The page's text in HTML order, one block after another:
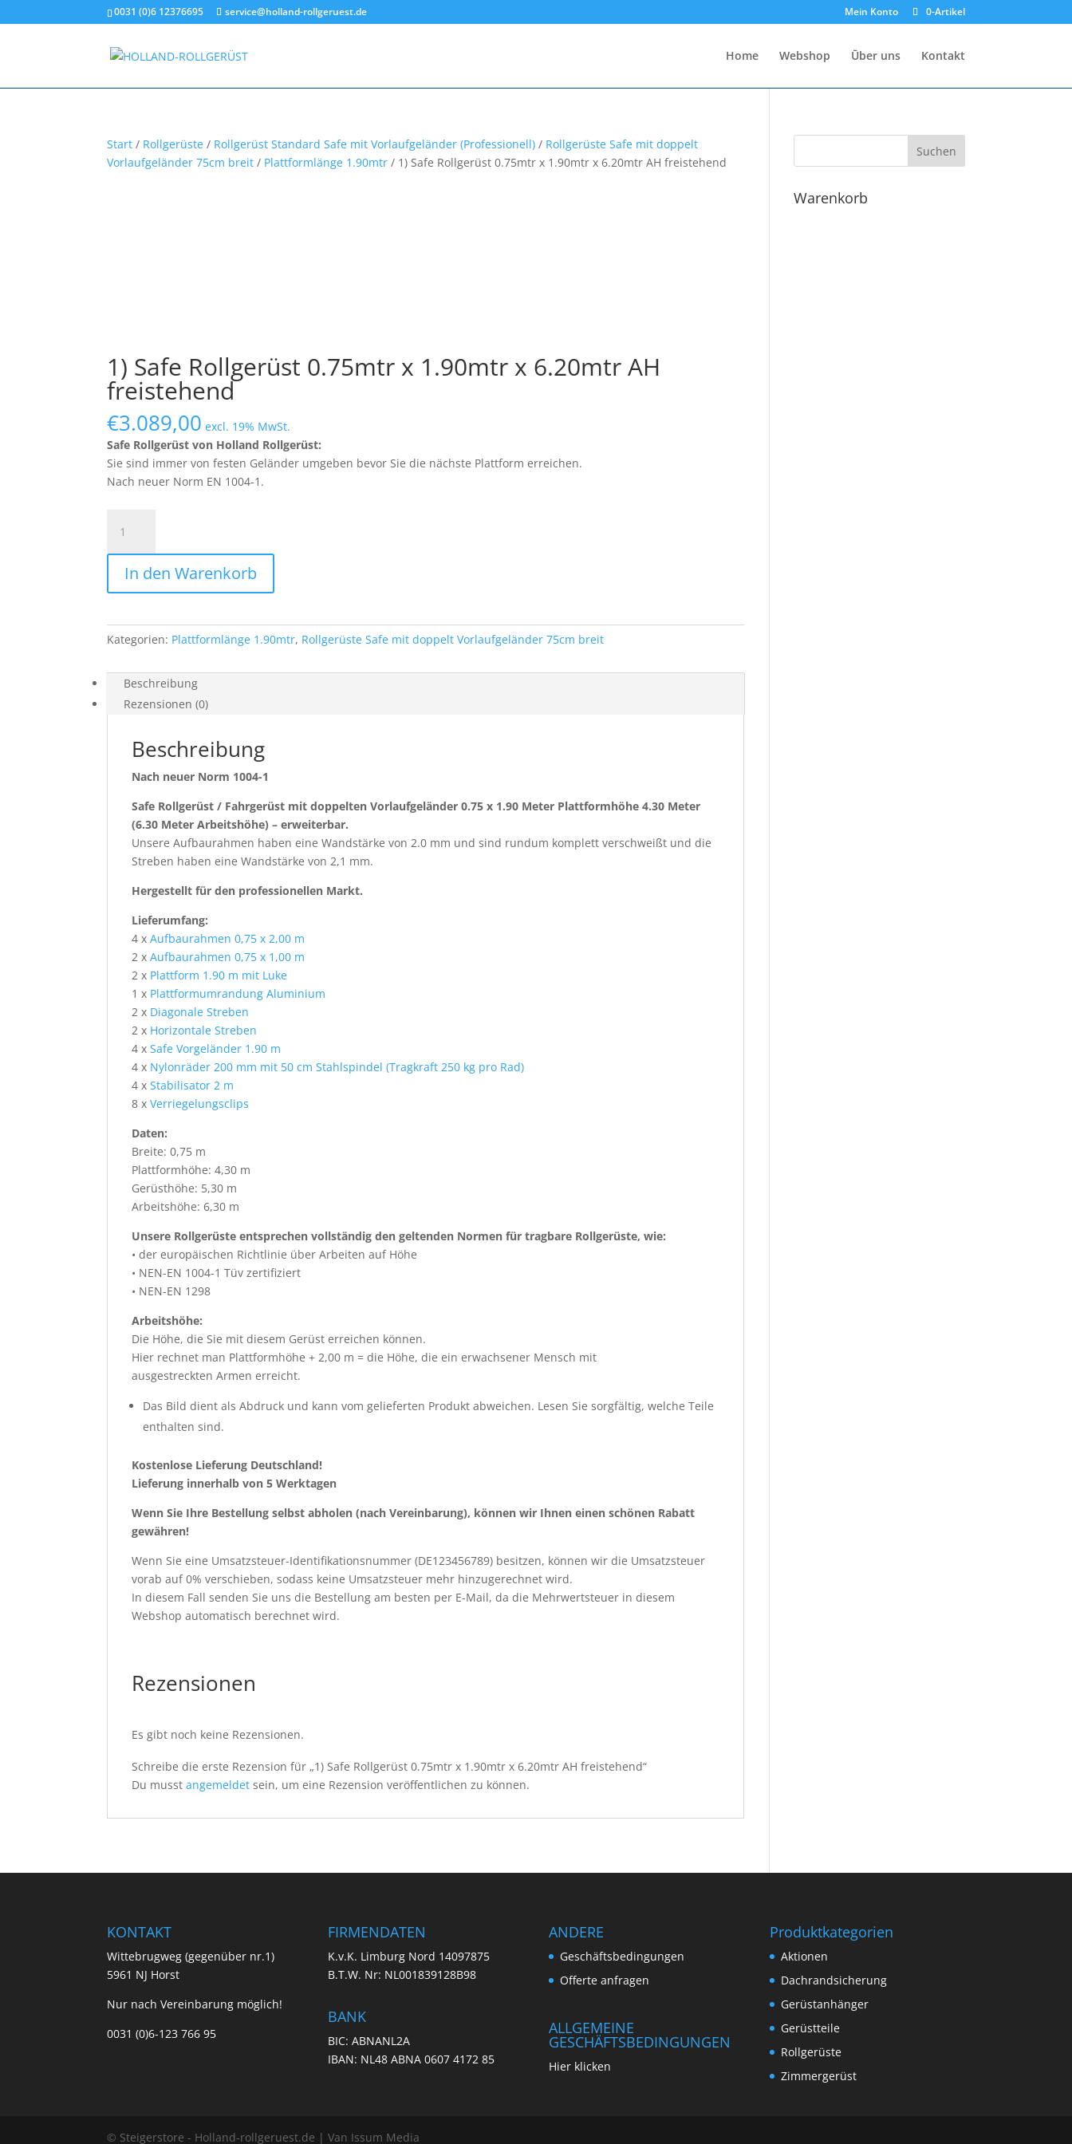
0031 (0)6 12376695 service@holland-rollgeruest.de Mein Konto 0-Artikel
Home Webshop Ūber uns Kontakt
Start / Rollgerüste / Rollgerüst Standard Safe mit Vorlaufgeländer (Professionell) / Rollgerüste Safe mit doppelt
Vorlaufgeländer 75cm breit / Plattformlänge 1.90mtr / 1) Safe Rollgerüst 0.75mtr x 1.90mtr x 6.20mtr AH freistehend
1) Safe Rollgerüst 0.75mtr x 1.90mtr x 6.20mtr AH
freistehend
€3.089,00 excl. 19% MwSt.
Safe Rollgerüst von Holland Rollgerüst:
Sie sind immer von festen Geländer umgeben bevor Sie die nächste Plattform erreichen.
Nach neuer Norm EN 1004-1.
Safe
Rollgerüst
0.75mtr
x
x
6.20mtr
freistehend
Menge
In den Warenkorb
Kategorien: Plattformlänge 1.90mtr, Rollgerüste Safe mit doppelt Vorlaufgeländer 75cm breit
Beschreibung
Rezensionen (0)
Beschreibung
Nach neuer Norm 1004-1
Safe Rollgerüst / Fahrgerüst mit doppelten Vorlaufgeländer 0.75 x 1.90 Meter Plattformhöhe 4.30 Meter
(6.30 Meter Arbeitshöhe) – erweiterbar.
Unsere Aufbaurahmen haben eine Wandstärke von 2.0 mm und sind rundum komplett verschweißt und die
Streben haben eine Wandstärke von 2,1 mm.
Hergestellt für den professionellen Markt.
Lieferumfang:
4 xAufbaurahmen 0,75 x 2,00 m
2 xAufbaurahmen 0,75 x 1,00 m
2 x Plattform 1.90 m mit Luke
1 x Plattformumrandung Aluminium
2 x Diagonale Streben
2 x Horizontale Streben
4 x Safe Vorgeländer 1.90 m
4 x Nylonräder 200 mm mit 50 cm Stahlspindel (Tragkraft 250 kg pro Rad)
4 xStabilisator 2 m
8 xVerriegelungsclips
Daten:
Breite: 0,75 m
Plattformhöhe: 4,30 m
Gerüsthöhe: 5,30 m
Arbeitshöhe: 6,30 m
Unsere Rollgerüste entsprechen vollständig den geltenden Normen für tragbare Rollgerüste, wie:
• der europäischen Richtlinie über Arbeiten auf Höhe
• NEN-EN 1004-1 Tüv zertifiziert
• NEN-EN 1298
Arbeitshöhe:
Die Höhe, die Sie mit diesem Gerüst erreichen können.
Hier rechnet man Plattformhöhe + 2,00 m = die Höhe, die ein erwachsener Mensch mit
ausgestreckten Armen erreicht.
Das Bild dient als Abdruck und kann vom gelieferten Produkt abweichen. Lesen Sie sorgfältig, welche Teile
enthalten sind.
Kostenlose Lieferung Deutschland!
Lieferung innerhalb von 5 Werktagen
Wenn Sie Ihre Bestellung selbst abholen (nach Vereinbarung), können wir Ihnen einen schönen Rabatt
gewähren!
Wenn Sie eine Umsatzsteuer-Identifikationsnummer (DE123456789) besitzen, können wir die Umsatzsteuer
vorab auf 0% verschieben, sodass keine Umsatzsteuer mehr hinzugerechnet wird.
In diesem Fall senden Sie uns die Bestellung am besten per E-Mail, da die Mehrwertsteuer in diesem
Webshop automatisch berechnet wird.
Rezensionen
Es gibt noch keine Rezensionen.
Schreibe die erste Rezension für „1) Safe Rollgerüst 0.75mtr x 1.90mtr x 6.20mtr AH freistehend“
Du musstangemeldet sein, um eine Rezension veröffentlichen zu können.
Warenkorb
KONTAKT
Wittebrugweg (gegenüber nr.1)
5961 NJ Horst
Nur nach Vereinbarung möglich!
0031 (0)6-123 766 95
FIRMENDATEN
K.v.K. Limburg Nord 14097875
B.T.W. Nr: NL001839128B98
BANK
BIC: ABNANL2A
IBAN: NL48 ABNA 0607 4172 85
ANDERE
Geschäftsbedingungen
Offerte anfragen
ALLGEMEINE
GESCHÄFTSBEDINGUNGEN
Hier klicken
Produktkategorien
Aktionen
Dachrandsicherung
Gerüstanhänger
Gerüstteile
Rollgerüste
Zimmergerüst
© Steigerstore - Holland-rollgeruest.de | Van Issum Media